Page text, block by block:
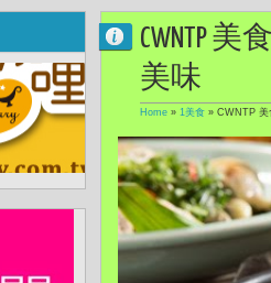
CWNTP
美味
Home » 1美食 » CWNTP 美